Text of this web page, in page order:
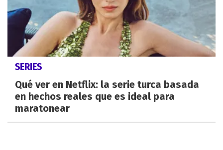
SERIES
Qué ver en Netflix: la serie turca basada
en hechos reales que es ideal para
maratonear